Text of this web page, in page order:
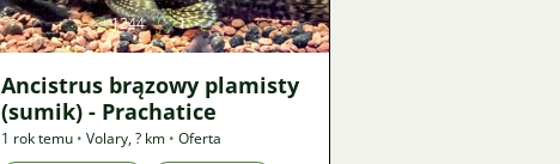
1244 1
Ancistrus brązowy plamisty
(sumik) - Prachatice
1 rok temu • Volary,? km • Oferta